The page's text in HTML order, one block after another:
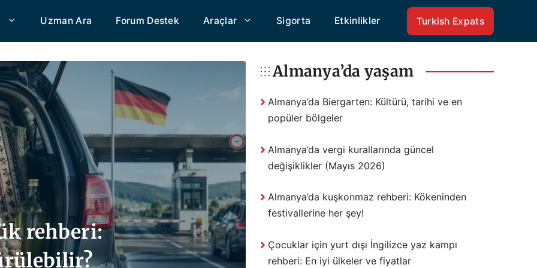
Uzman Ara Forum Destek Araçlar Sigorta Etkinlikler Turkish Expats
rehberi:
Almanya’da yaşam
Almanya’da Biergarten: Kültürü, tarihi ve en
popüler bölgeler
Almanya’da vergi kurallarında güncel
değişiklikler (Mayıs 2026)
Almanya’da kuşkonmaz rehberi: Kökeninden
festivallerine her şey!
Çocuklar için yurt dışı İngilizce yaz kampı
rehberi: En iyi ülkeler ve fiyatlar